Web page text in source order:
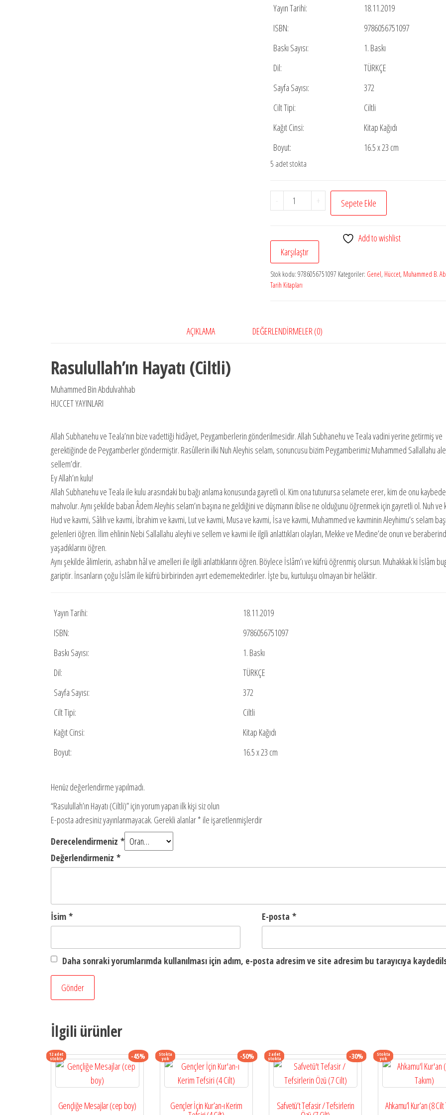
Yayın Tarihi:
18.11.2019
ISBN:
9786056751097
Baskı Sayısı:
1. Baskı
Dil:
TÜRKÇE
Sayfa Sayısı:
372
Cilt Tipi:
Ciltli
Kağıt Cinsi:
Kitap Kağıdı
Boyut:
16.5 x 23 cm
5 adet stokta
-
Rasulullah’ın
Hayatı
adet
+ Sepete Ekle
Add to wishlist
Karşılaştır
Stok kodu: 9786056751097 Kategoriler: Genel, Hüccet, Muhammed B.
Tarih Kitapları
AÇIKLAMA DEĞERLENDIRMELER (0)
Rasulullah’ın Hayatı (Ciltli)
Muhammed Bin Abdulvahhab
HUCCET YAYINLARI
Allah Subhanehu ve Teala’nın bize vadettiği hidâyet, Peygamberlerin gönderilmesidir. Allah Subhanehu ve Teala vadini yerine getirmiş ve
gerektiğinde de Peygamberler göndermiştir. Rasûllerin ilki Nuh Aleyhis selam, sonuncusu bizim Peygamberimiz Muhammed Sallallahu
sellem’dir.
Ey Allah’ın kulu!
Allah Subhanehu ve Teala ile kulu arasındaki bu bağı anlama konusunda gayretli ol. Kim ona tutunursa selamete erer, kim de onu
mahvolur. Aynı şekilde baban Âdem Aleyhis selam’ın başına ne geldiğini ve düşmanın iblise ne olduğunu öğrenmek için gayretli ol. Nuh ve
Hud ve kavmi, Sâlih ve kavmi, İbrahim ve kavmi, Lut ve kavmi, Musa ve kavmi, İsa ve kavmi, Muhammed ve kavminin Aleyhimu’s selam
gelenleri öğren. İlim ehlinin Nebi Sallallahu aleyhi ve sellem ve kavmi ile ilgili anlattıkları olayları, Mekke ve Medine’de onun ve
yaşadıklarını öğren.
Aynı şekilde âlimlerin, ashabın hâl ve amelleri ile ilgili anlattıklarını öğren. Böylece İslâm’ı ve küfrü öğrenmiş olursun. Muhakkak ki İslâm
gariptir. İnsanların çoğu İslâm ile küfrü birbirinden ayırt edememektedirler. İşte bu, kurtuluşu olmayan bir helâktir.
Yayın Tarihi:
18.11.2019
ISBN:
9786056751097
Baskı Sayısı:
1. Baskı
Dil:
TÜRKÇE
Sayfa Sayısı:
372
Cilt Tipi:
Ciltli
Kağıt Cinsi:
Kitap Kağıdı
Boyut:
16.5 x 23 cm
Henüz değerlendirme yapılmadı.
“Rasulullah’ın Hayatı (Ciltli)” için yorum yapan ilk kişi siz olun
E-posta adresiniz yayınlanmayacak. Gerekli alanlar* ile işaretlenmişlerdir
Derecelendirmeniz *
Değerlendirmeniz *
İsim * E-posta *
Daha sonraki yorumlarımda kullanılması için adım, e-posta adresim ve site adresim bu tarayıcıya
İlgili ürünler
12 adet
stokta -45%
Gençliğe Mesajlar (cep boy)
Stokta
yok -50%
Gençler İçin Kur’an-ı Kerim
2 adet
stokta -30%
Safvetü’t Tefasir / Tefsirlerin
Stokta
yok
Ahkamu’l Kur’an (8